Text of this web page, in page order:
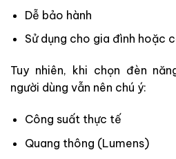
Dễ bảo hành
Sử dụng cho gia đình hoặc
Tuy nhiên, khi chọn đèn
người dùng vẫn nên chú ý:
Công suất thực tế
Quang thông (Lumens)